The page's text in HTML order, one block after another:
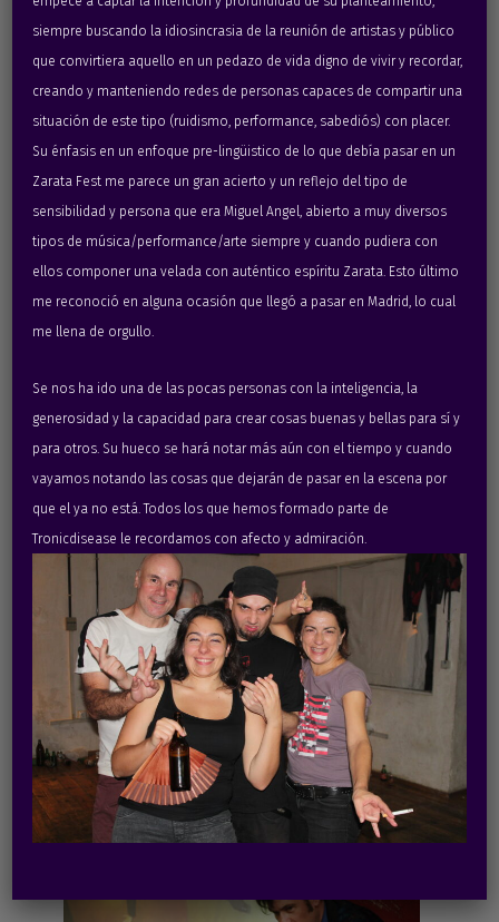
siempre buscando la idiosincrasia de la reunión de artistas y público
que convirtiera aquello en un pedazo de vida digno de vivir y recordar,
creando y manteniendo redes de personas capaces de compartir una
situación de este tipo (ruidismo, performance, sabediós) con placer.
Su énfasis en un enfoque pre-lingüistico de lo que debía pasar en un
Zarata Fest me parece un gran acierto y un reflejo del tipo de
sensibilidad y persona que era Miguel Angel, abierto a muy diversos
tipos de música/performance/arte siempre y cuando pudiera con
ellos componer una velada con auténtico espíritu Zarata. Esto último
me reconoció en alguna ocasión que llegó a pasar en Madrid, lo cual
me llena de orgullo.
Se nos ha ido una de las pocas personas con la inteligencia, la
generosidad y la capacidad para crear cosas buenas y bellas para sí y
para otros. Su hueco se hará notar más aún con el tiempo y cuando
vayamos notando las cosas que dejarán de pasar en la escena por
que el ya no está. Todos los que hemos formado parte de
Tronicdisease le recordamos con afecto y admiración.